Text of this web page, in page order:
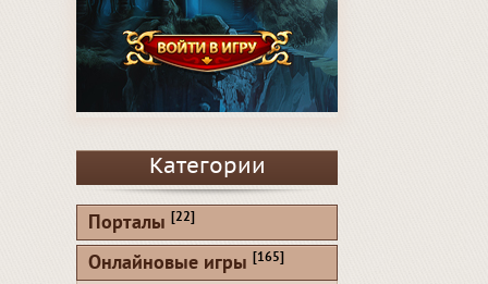
Категории
Порталы [22]
Онлайновые игры [165]